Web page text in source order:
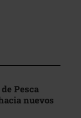
Pesca
nuevos